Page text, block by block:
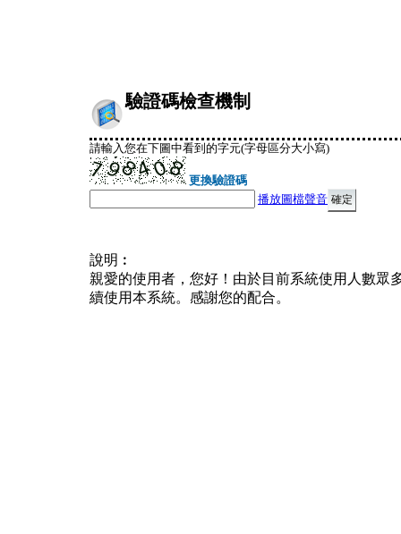
驗證碼檢查機制
請輸入您在下圖中看到的字元(字母區分大小寫)
更換驗證碼
播放圖檔聲音
說明︰
親愛的使用者，您好！由於目前系統使用人數眾
續使用本系統。感謝您的配合。